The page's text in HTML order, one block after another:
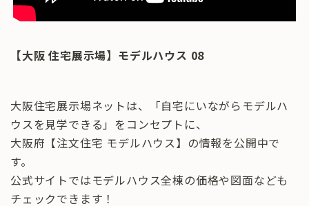
【大阪 住宅展示場】モデルハウス 08
大阪住宅展示場ネットは、「自宅にいながらモデルハ
ウスを見学できる」をコンセプトに、
大阪府【注文住宅 モデルハウス】の情報を公開中で
す。
公式サイトではモデルハウス全棟の価格や図面なども
チェックできます！